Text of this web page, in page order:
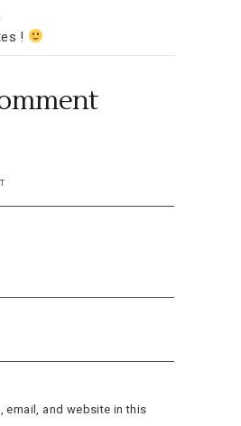
!
email, and website in this